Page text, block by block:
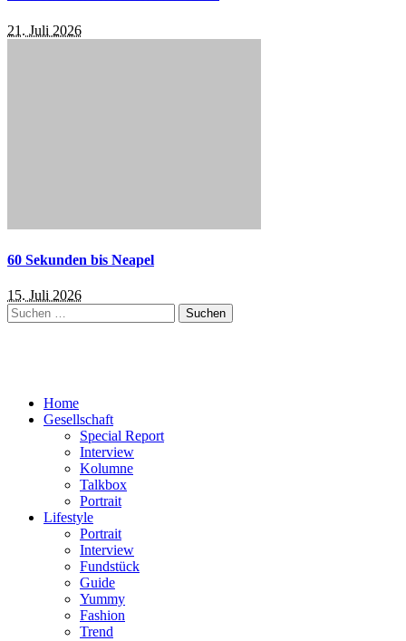
21. Juli 2026
60 Sekunden bis Neapel
15. Juli 2026
Suchen
nach:
Home
Gesellschaft
Special Report
Interview
Kolumne
Talkbox
Portrait
Lifestyle
Portrait
Interview
Fundstück
Guide
Yummy
Fashion
Trend